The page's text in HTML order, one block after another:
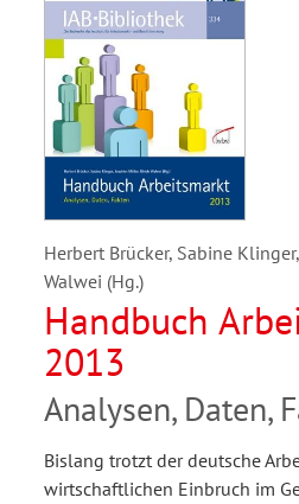
Herbert Brücker, Sabine
Walwei (Hg.)
Handbuch
2013
Analysen, Daten,
Bislang trotzt der deutsche
wirtschaftlichen Einbruch im